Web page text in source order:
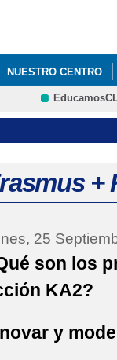
NUESTRO CENTRO
CONVENIO BRITISH
+
25
son los
KA2?
y